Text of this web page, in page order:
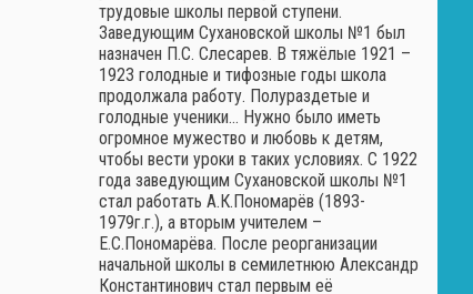
трудовые школы первой ступени.
Заведующим Сухановской школы №1 был
назначен П.С. Слесарев. В тяжёлые 1921 –
1923 голодные и тифозные годы школа
продолжала работу. Полураздетые и
голодные ученики… Нужно было иметь
огромное мужество и любовь к детям,
чтобы вести уроки в таких условиях. С 1922
года заведующим Сухановской школы №1
стал работать А.К.Пономарёв (1893-
1979г.г.), а вторым учителем –
Е.С.Пономарёва. После реорганизации
начальной школы в семилетнюю Александр
Константинович стал первым её